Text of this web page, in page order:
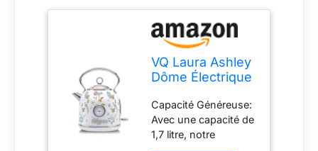
VQ Laura Ashley
Dôme Électrique
Vintage 1,7L
Elveden White
Capacité Généreuse:
Avec une capacité de
1,7 litre, notre